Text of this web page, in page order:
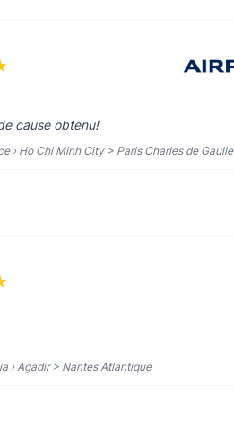
cause obtenu!
› Ho Chi Minh City > Paris Charles de Gaulle
› Agadir > Nantes Atlantique